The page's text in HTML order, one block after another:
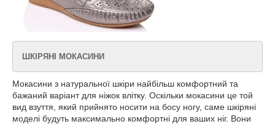
ШКІРЯНІ МОКАСИНИ
Мокасини з натуральної шкіри найбільш комфортний та
бажаний варіант для ніжок влітку. Оскільки мокасини це той
вид взуття, який прийнято носити на босу ногу, саме шкіряні
моделі будуть максимально комфортні для ваших ніг. Вони